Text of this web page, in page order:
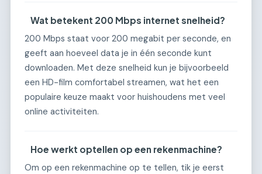
Wat betekent 200 Mbps internet snelheid?
200 Mbps staat voor 200 megabit per seconde, en
geeft aan hoeveel data je in één seconde kunt
downloaden. Met deze snelheid kun je bijvoorbeeld
een HD-film comfortabel streamen, wat het een
populaire keuze maakt voor huishoudens met veel
online activiteiten.
Hoe werkt optellen op een rekenmachine?
Om op een rekenmachine op te tellen, tik je eerst